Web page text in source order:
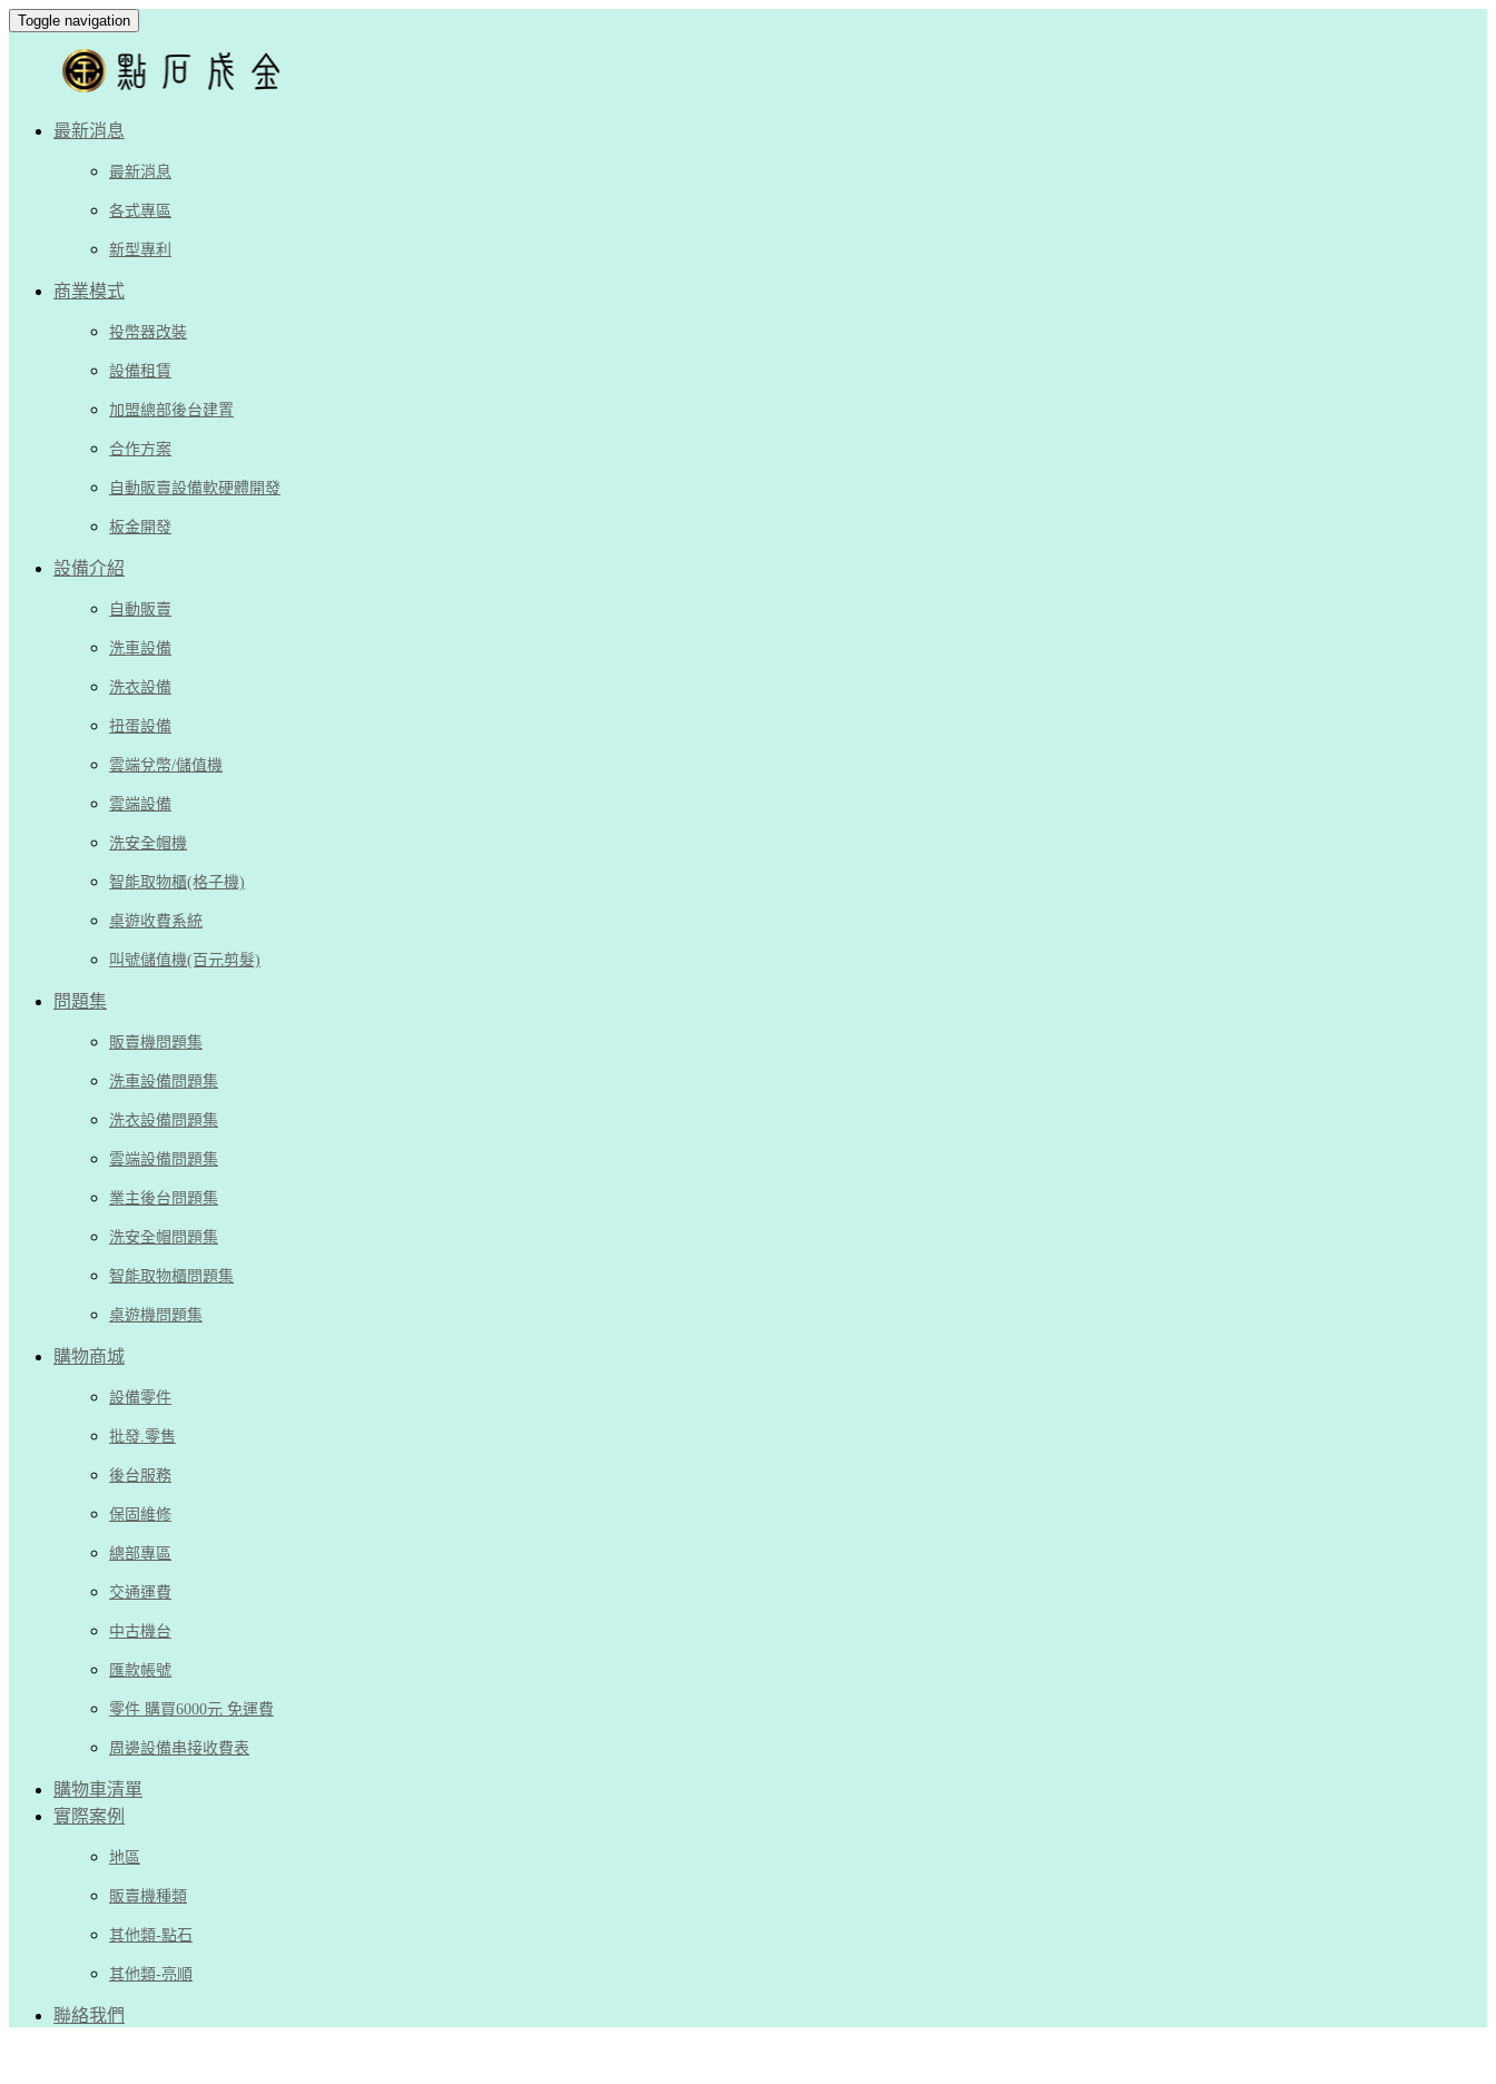
Toggle navigation
最新消息
最新消息
各式專區
新型專利
商業模式
投幣器改裝
設備租賃
加盟總部後台建置
合作方案
自動販賣設備軟硬體開發
板金開發
設備介紹
自動販賣
洗車設備
洗衣設備
扭蛋設備
雲端兌幣/儲值機
雲端設備
洗安全帽機
智能取物櫃(格子機)
桌遊收費系統
叫號儲值機(百元剪髮)
問題集
販賣機問題集
洗車設備問題集
洗衣設備問題集
雲端設備問題集
業主後台問題集
洗安全帽問題集
智能取物櫃問題集
桌遊機問題集
購物商城
設備零件
批發.零售
後台服務
保固維修
總部專區
交通運費
中古機台
匯款帳號
零件 購買6000元 免運費
周邊設備串接收費表
購物車清單
實際案例
地區
販賣機種類
其他類-點石
其他類-亮順
聯絡我們